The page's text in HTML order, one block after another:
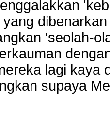
'seolah-
lagi kaya
supaya